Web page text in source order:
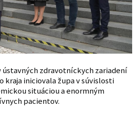
zdravotníckych zariadení
kraja iniciovala župa v súvislosti
situáciou a enormným
pacientov.